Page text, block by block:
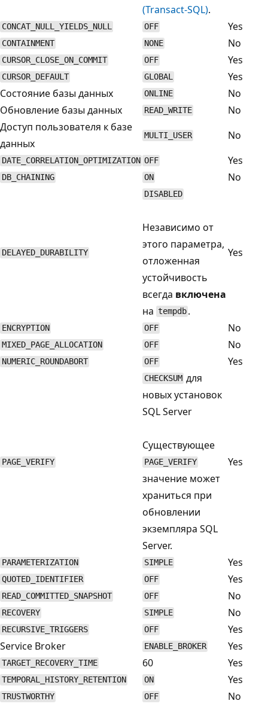
(Transact-SQL).
CONCAT_NULL_YIELDS_NULL OFF Yes
CONTAINMENT NONE No
CURSOR_CLOSE_ON_COMMIT OFF Yes
CURSOR_DEFAULT GLOBAL
Yes
Состояние базы данных
ONLINE
No
Обновление базы данных
READ_WRITE
No
Доступ пользователя к базе
данных
MULTI_USER No
DATE_CORRELATION_OPTIMIZATION OFF Yes
DB_CHAINING ON No
DELAYED_DURABILITY
DISABLED
Независимо от
этого параметра,
отложенная
устойчивость
всегда включена
на tempdb .
Yes
ENCRYPTION OFF No
MIXED_PAGE_ALLOCATION OFF No
NUMERIC_ROUNDABORT OFF Yes
PAGE_VERIFY
CHECKSUM для
новых установок
SQL Server
Существующее
PAGE_VERIFY
значение может
храниться при
обновлении
экземпляра SQL
Server.
Yes
PARAMETERIZATION SIMPLE Yes
QUOTED_IDENTIFIER OFF Yes
READ_COMMITTED_SNAPSHOT OFF No
RECOVERY SIMPLE No
RECURSIVE_TRIGGERS OFF
Yes
Service Broker
ENABLE_BROKER Yes
TARGET_RECOVERY_TIME 60 Yes
TEMPORAL_HISTORY_RETENTION ON Yes
TRUSTWORTHY OFF No